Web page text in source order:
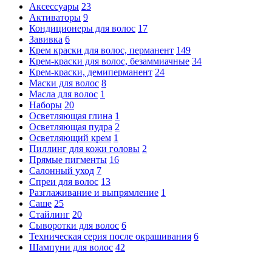
Аксессуары 23
Активаторы 9
Кондиционеры для волос 17
Завивка 6
Крем краски для волос, перманент 149
Крем-краски для волос, безаммиачные 34
Крем-краски, демиперманент 24
Маски для волос 8
Масла для волос 1
Наборы 20
Осветляющая глина 1
Осветляющая пудра 2
Осветляющий крем 1
Пиллинг для кожи головы 2
Прямые пигменты 16
Салонный уход 7
Спреи для волос 13
Разглаживание и выпрямление 1
Саше 25
Стайлинг 20
Сыворотки для волос 6
Техническая серия после окрашивания 6
Шампуни для волос 42